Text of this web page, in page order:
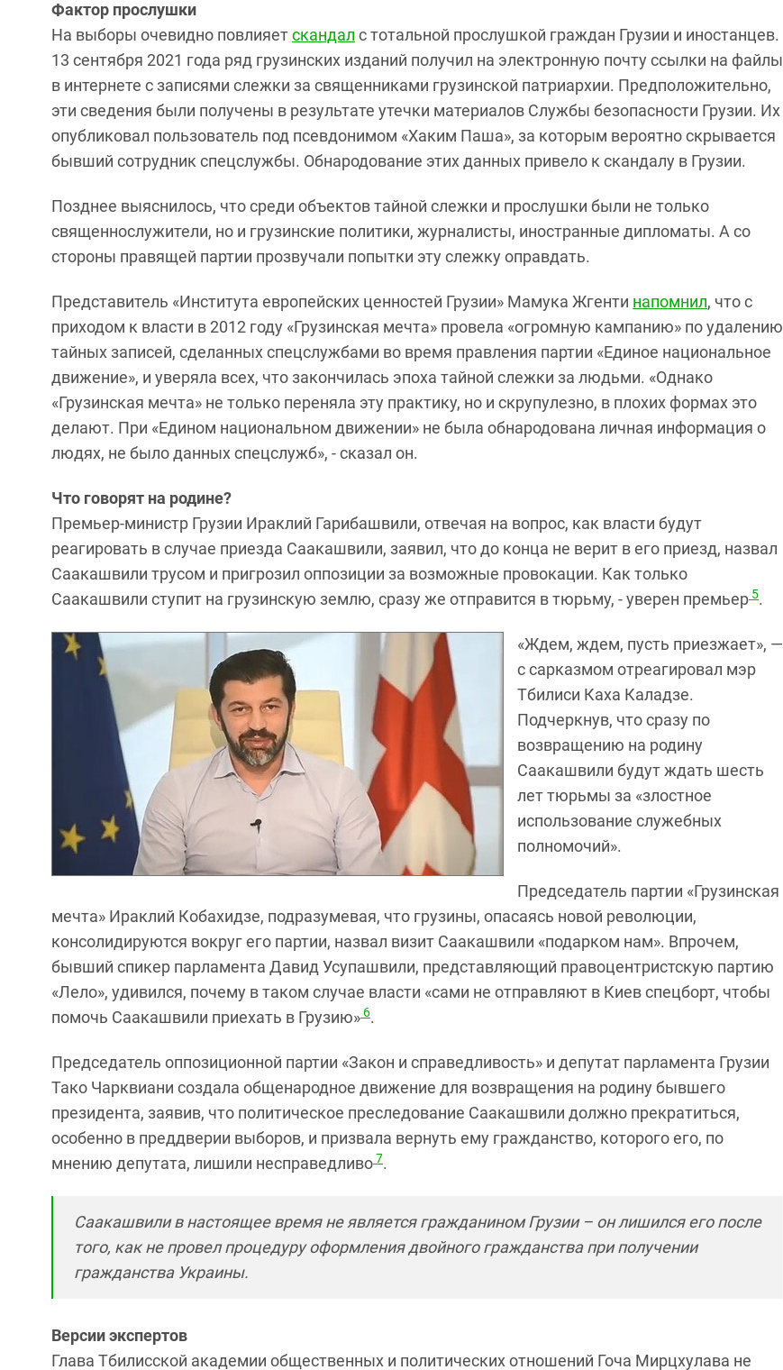
Фактор прослушки
На выборы очевидно повлияетскандал с тотальной прослушкой граждан Грузии и иностанцев.
13 сентября 2021 года ряд грузинских изданий получил на электронную почту ссылки на файлы
в интернете с записями слежки за священниками грузинской патриархии. Предположительно,
эти сведения были получены в результате утечки материалов Службы безопасности Грузии. Их
опубликовал пользователь под псевдонимом «Хаким Паша», за которым вероятно скрывается
бывший сотрудник спецслужбы. Обнародование этих данных привело к скандалу в Грузии.
Позднее выяснилось, что среди объектов тайной слежки и прослушки были не только
священнослужители, но и грузинские политики, журналисты, иностранные дипломаты. А со
стороны правящей партии прозвучали попытки эту слежку оправдать.
Представитель «Института европейских ценностей Грузии» Мамука Жгенти напомнил, что с
приходом к власти в 2012 году «Грузинская мечта» провела «огромную кампанию» по удалению
тайных записей, сделанных спецслужбами во время правления партии «Единое национальное
движение», и уверяла всех, что закончилась эпоха тайной слежки за людьми. «Однако
«Грузинская мечта» не только переняла эту практику, но и скрупулезно, в плохих формах это
делают. При «Едином национальном движении» не была обнародована личная информация о
людях, не было данных спецслужб», - сказал он.
Что говорят на родине?
Премьер-министр Грузии Ираклий Гарибашвили, отвечая на вопрос, как власти будут
реагировать в случае приезда Саакашвили, заявил, что до конца не верит в его приезд, назвал
Саакашвили трусом и пригрозил оппозиции за возможные провокации. Как только
Саакашвили ступит на грузинскую землю, сразу же отправится в тюрьму, - уверен премьер 5.
«Ждем, ждем, пусть приезжает», —
с сарказмом отреагировал мэр
Тбилиси Каха Каладзе.
Подчеркнув, что сразу по
возвращению на родину
Саакашвили будут ждать шесть
лет тюрьмы за «злостное
использование служебных
полномочий».
Председатель партии «Грузинская
мечта» Ираклий Кобахидзе, подразумевая, что грузины, опасаясь новой революции,
консолидируются вокруг его партии, назвал визит Саакашвили «подарком нам». Впрочем,
бывший спикер парламента Давид Усупашвили, представляющий правоцентристскую партию
«Лело», удивился, почему в таком случае власти «сами не отправляют в Киев спецборт, чтобы
помочь Саакашвили приехать в Грузию» 6.
Председатель оппозиционной партии «Закон и справедливость» и депутат парламента Грузии
Тако Чарквиани создала общенародное движение для возвращения на родину бывшего
президента, заявив, что политическое преследование Саакашвили должно прекратиться,
особенно в преддверии выборов, и призвала вернуть ему гражданство, которого его, по
мнению депутата, лишили несправедливо7.
Саакашвили в настоящее время не является гражданином Грузии – он лишился его после
того, как не провел процедуру оформления двойного гражданства при получении
гражданства Украины.
Версии экспертов
Глава Тбилисской академии общественных и политических отношений Гоча Мирцхулава не